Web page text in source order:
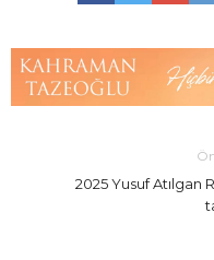
2025 Yusuf Atılgan